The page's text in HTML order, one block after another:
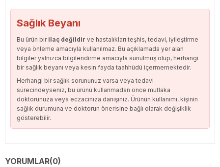
Sağlık Beyanı
Bu ürün bir ilaç değildir ve hastalıkları teşhis, tedavi, iyileştirme
veya önleme amacıyla kullanılmaz. Bu açıklamada yer alan
bilgiler yalnızca bilgilendirme amacıyla sunulmuş olup, herhangi
bir sağlık beyanı veya kesin fayda taahhüdü içermemektedir.
Herhangi bir sağlık sorununuz varsa veya tedavi
sürecindeyseniz, bu ürünü kullanmadan önce mutlaka
doktorunuza veya eczacınıza danışınız. Ürünün kullanımı, kişinin
sağlık durumuna ve doktorun önerisine bağlı olarak değişiklik
gösterebilir.
YORUMLAR(0)